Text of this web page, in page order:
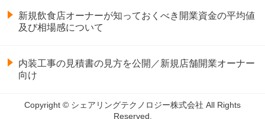
新規飲食店オーナーが知っておくべき開業資金の平均値
及び相場感について
内装工事の見積書の見方を公開／新規店舗開業オーナー
向け
Copyright © シェアリングテクノロジー株式会社 All Rights
Reserved.